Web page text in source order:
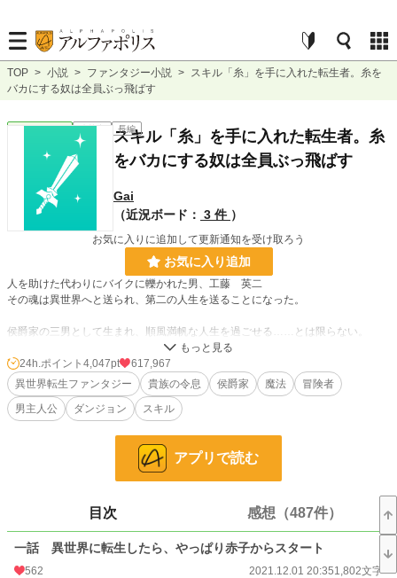
TOP > 小説 > ファンタジー小説 > スキル「糸」を手に入れた転生者。糸を
バカにする奴は全員ぶっ飛ばす
ファンタジー 連載中 長編
スキル「糸」を手に入れた転生者。糸
をバカにする奴は全員ぶっ飛ばす
Gai
（近況ボード： 3 件 ）
お気に入りに追加して更新通知を受け取ろう
お気に入り追加
人を助けた代わりにバイクに轢かれた男、工藤 英二
その魂は異世界へと送られ、第二の人生を送ることになった。
侯爵家の三男として生まれ、順風満帆な人生を過ごせる……とは限らない。
裕福な家庭に生まれたとしても、生きていいく中で面倒な壁とぶつかることはあ
る。
そこで先天性スキル、糸を手に入れた。
だが、その糸はただの糸ではなく、英二が生きていく上で大いに役立つスキルと
「おいおい、あんまり糸を嘗めるんじゃねぇぞ」
小説 298 位 / 228,669 件
24h.ポイント 4,047pt
617,967
異世界転生ファンタジー
貴族の令息 侯爵家 魔法
冒険者
男主人公
ダンジョン スキル
アプリで読む
目次 感想（487件）
一話 異世界に転生したら、やっぱり赤子からスタート
562 2021.12.01 20:351,802文字